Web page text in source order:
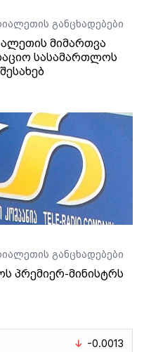
განცხადებები
მიმართვა
სასამართლოს
განცხადებები
პრემიერ-მინისტრს
-0.0013